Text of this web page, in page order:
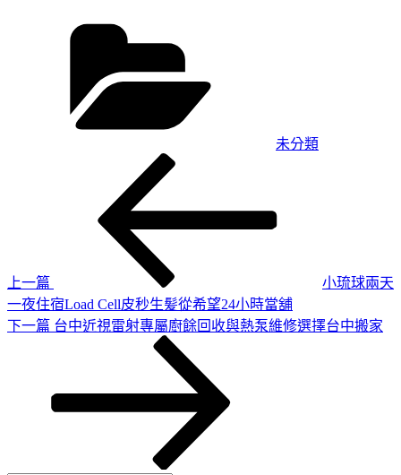
未分類
上一篇
小琉球兩天
一夜住宿Load Cell皮秒生髪從希望24小時當舖
下
下一篇 台中近視雷射專屬廚餘回收與熱泵維修選擇台中搬家